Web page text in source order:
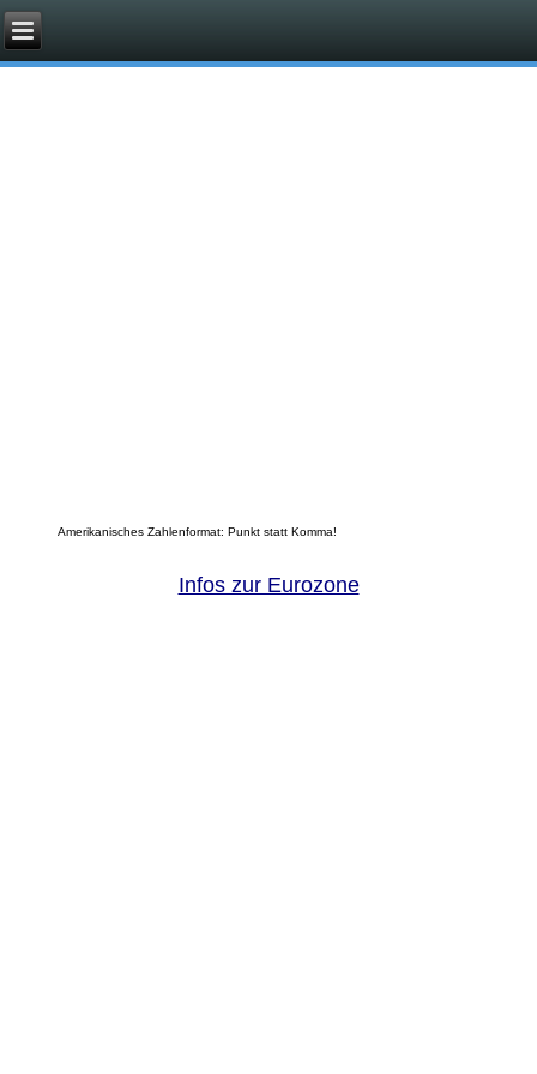
Amerikanisches Zahlenformat: Punkt statt Komma!
Infos zur Eurozone